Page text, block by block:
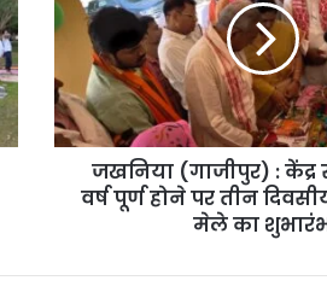
जखनिया (गाजीपुर) : केंद्र
वर्ष पूर्ण होने पर तीन
मेले का